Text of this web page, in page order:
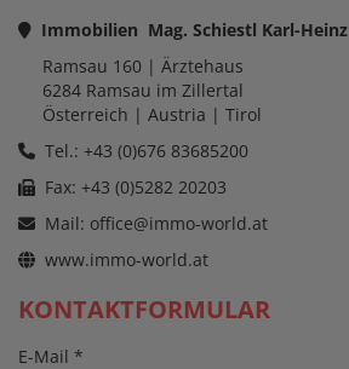
Immobilien Mag. Schiestl Karl-Heinz
Ramsau 160 | Ärztehaus
6284 Ramsau im Zillertal
Österreich | Austria | Tirol
Tel.: +43 (0)676 83685200
Fax: +43 (0)5282 20203
Mail: office@immo-world.at
www.immo-world.at
KONTAKTFORMULAR
E-Mail